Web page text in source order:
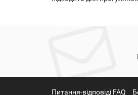
Питання-відповіді FAQ